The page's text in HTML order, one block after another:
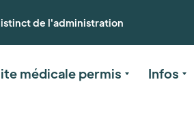
de l'administration
médicale permis Infos